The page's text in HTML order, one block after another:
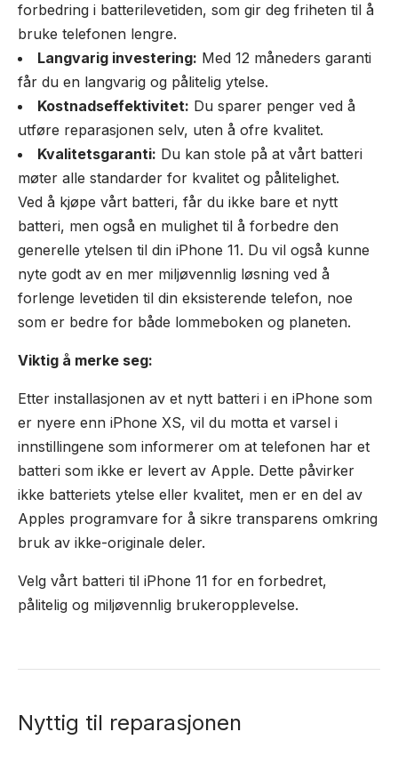
forbedring i batterilevetiden, som gir deg friheten til å
bruke telefonen lengre.
Langvarig investering: Med 12 måneders garanti
får du en langvarig og pålitelig ytelse.
Kostnadseffektivitet: Du sparer penger ved å
utføre reparasjonen selv, uten å ofre kvalitet.
Kvalitetsgaranti: Du kan stole på at vårt batteri
møter alle standarder for kvalitet og pålitelighet.
Ved å kjøpe vårt batteri, får du ikke bare et nytt
batteri, men også en mulighet til å forbedre den
generelle ytelsen til din iPhone 11. Du vil også kunne
nyte godt av en mer miljøvennlig løsning ved å
forlenge levetiden til din eksisterende telefon, noe
som er bedre for både lommeboken og planeten.
Viktig å merke seg:
Etter installasjonen av et nytt batteri i en iPhone som
er nyere enn iPhone XS, vil du motta et varsel i
innstillingene som informerer om at telefonen har et
batteri som ikke er levert av Apple. Dette påvirker
ikke batteriets ytelse eller kvalitet, men er en del av
Apples programvare for å sikre transparens omkring
bruk av ikke-originale deler.
Velg vårt batteri til iPhone 11 for en forbedret,
pålitelig og miljøvennlig brukeropplevelse.
Nyttig til reparasjonen